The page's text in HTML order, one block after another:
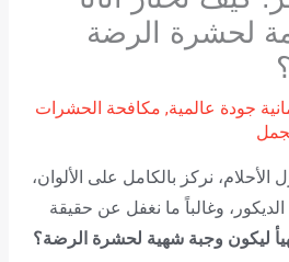
لحشرة الرضة
جودة عالمية, مكافحة الحشرات
نركز بالكامل على الألوان،
وغالباً ما نغفل عن حقيقة
ليكون وجبة شهية لحشرة الرضة؟